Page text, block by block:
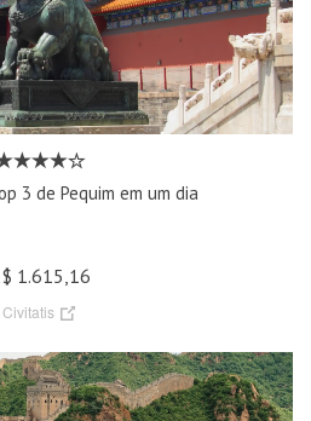
3 de Pequim em um dia
1.615,16
Civitatis